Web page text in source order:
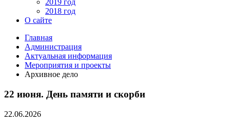
2019 год
2018 год
О сайте
Главная
Администрация
Актуальная информация
Мероприятия и проекты
Архивное дело
22 июня. День памяти и скорби
22.06.2026